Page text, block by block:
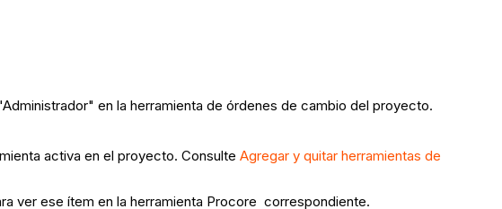
en la herramienta de órdenes de cambio del proyecto.
activa en el proyecto. Consulte Agregar y quitar herramientas de
ver ese ítem en la herramienta Procore correspondiente.